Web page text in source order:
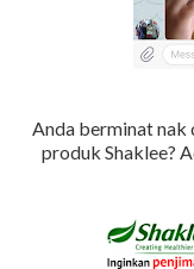
Anda berminat nak
produk Shaklee?